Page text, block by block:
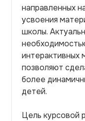
направленных
усвоения
школы.
интерактивных
позволяют
более
детей.
Цель курсовой